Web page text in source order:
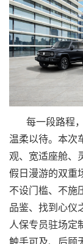
每一段路程，
温柔以待。本次
观、宽适座舱、
假日漫游的双重
不设门槛、不施
品鉴、找到心仪
人保专员驻场定